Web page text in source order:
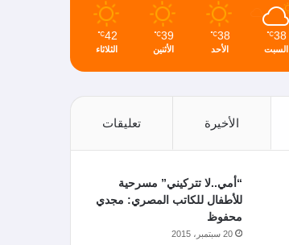
38
℃
السبت
38
℃
الأحد
39
℃
الأثنين
42
℃
الثلاثاء
الأخيرة تعليقات
“أمي..لا تتركيني” مسرحية
للأطفال للكاتب المصري: مجدي
محفوظ
20 سبتمبر، 2015